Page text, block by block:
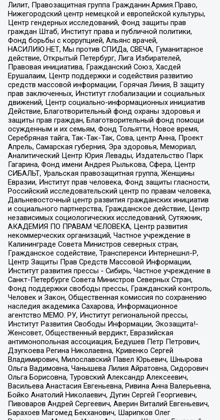
Лилит, Правозащитная группа Гражданин.Армия.Право,
Нижегородский центр немецкой и европейской культуры,
Центр гендерных исследований, Фонд защиты прав
граждан Штаб, Институт права и публичной политики,
Фонд борьбы с коррупцией, Альянс врачей,
НАСИЛИЮ.НЕТ, Мы против СПИДа, СВЕЧА, Гуманитарное
действие, Открытый Петербург, Лига Избирателей,
Правовая инициатива, Гражданский Союз, Хасдей
Ерушалаим, Центр поддержки и содействия развитию
средств массовой информации, Горячая Линия, В защиту
прав заключенных, Институт глобализации и социальных
движений, Центр социально-информационных инициатив
Действие, Благотворительный фонд охраны здоровья и
защиты прав граждан, Благотворительный фонд помощи
осужденным и их семьям, Фонд Тольятти, Новое время,
Серебряная тайга, Так-Так-Так, Сова, центр Анна, Проект
Апрель, Самарская губерния, Эра здоровья, Мемориал,
Аналитический Центр Юрия Левады, Издательство Парк
Гагарина, Фонд имени Андрея Рылькова, Сфера, Центр
СИБАЛЬТ, Уральская правозащитная группа, Женщины
Евразии, Институт прав человека, Фонд защиты гласности,
Российский исследовательский центр по правам человека,
Дальневосточный центр развития гражданских инициатив
и социального партнерства, Гражданское действие, Центр
независимых социологических исследований, Сутяжник,
АКАДЕМИЯ ПО ПРАВАМ ЧЕЛОВЕКА, Центр развития
некоммерческих организаций, Частное учреждение в
Калининграде Совета Министров северных стран,
Гражданское содействие, Трансперенси Интернешнл-Р,
Центр Защиты Прав Средств Массовой Информации,
Институт развития прессы - Сибирь, Частное учреждение в
Санкт-Петербурге Совета Министров Северных Стран,
Фонд поддержки свободы прессы, Гражданский контроль,
Человек и Закон, Общественная комиссия по сохранению
наследия академика Сахарова, Информационное
агентство МЕМО. РУ, Институт региональной прессы,
Институт Развития Свободы Информации, Экозащита!-
Женсовет, Общественный вердикт, Евразийская
антимонопольная ассоциация, Бедушев Петр Петрович,
Дзугкоева Регина Николаевна, Кривенко Сергей
Владимирович, Милославский Павел Юрьевич, Шнырова
Ольга Вадимовна, Чанышева Лилия Айратовна, Сидорович
Ольга Борисовна, Туровский Александр Алексеевич,
Васильева Анастасия Евгеньевна, Ривина Анна Валерьевна,
Бойко Анатолий Николаевич, Дугин Сергей Георгиевич,
Пивоваров Андрей Сергеевич, Аверин Виталий Евгеньевич,
Барахоев Магомед Бекханович, Шарипков Олег